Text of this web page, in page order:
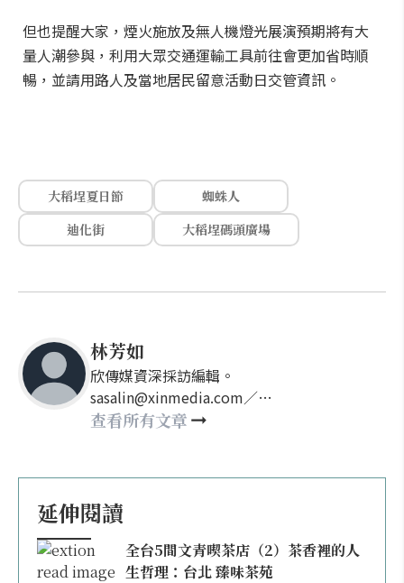
但也提醒大家，煙火施放及無人機燈光展演預期將有大
量人潮參與，利用大眾交通運輸工具前往會更加省時順
暢，並請用路人及當地居民留意活動日交管資訊。
大稻埕夏日節
蜘蛛人
迪化街
大稻埕碼頭廣場
林芳如
欣傳媒資深採訪編輯。
sasalin@xinmedia.com／
happy21917@gmail.com
查看所有文章
延伸閱讀
全台5間文青喫茶店（2）茶香裡的人
生哲理：台北 臻味茶苑